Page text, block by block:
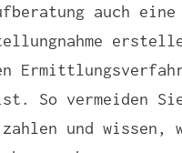
auch
So vermeiden
und wissen,